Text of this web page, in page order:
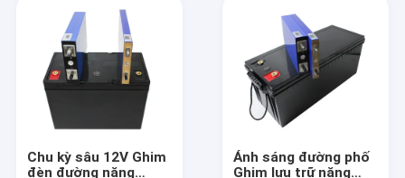
Chu kỳ sâu 12V Ghim
đèn đường năng
Ánh sáng đường phố
Ghim lưu trữ năng